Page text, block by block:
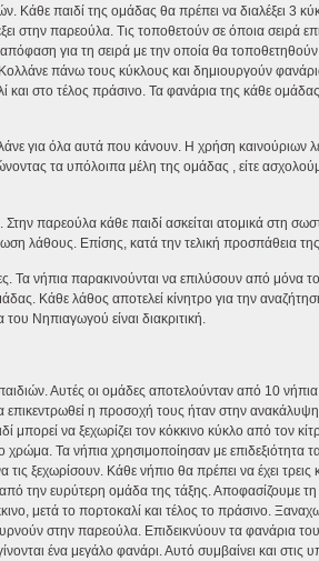
παιδί της ομάδας θα πρέπει να διαλέξει 3
στην παρεούλα. Τις τοποθετούν σε όποια σειρά
για τη σειρά με την οποία θα
πάνω τους κύκλους και δημιουργούν
στο τέλος πράσινο. Τα φανάρια της κάθε ομάδας
για όλα αυτά που κάνουν. Η χρήση καινούριων
τα υπόλοιπα μέλη της ομάδας , είτε
παρεούλα κάθε παιδί ασκείται ατομικά στη
λάθους. Επίσης, κατά την τελική προσπάθεια της
Τα νήπια παρακινούνται να επιλύσουν από μόνα
Κάθε λάθος αποτελεί κίνητρο για την
Νηπιαγωγού είναι διακριτική.
Αυτές οι ομάδες αποτελούνταν από 10
η προσοχή τους ήταν στην
να ξεχωρίζει τον κόκκινο κύκλο από τον
χρώμα. Τα νήπια χρησιμοποίησαν με επιδεξιότητα
ξεχωρίσουν. Κάθε νήπιο θα πρέπει να έχει
την ευρύτερη ομάδα της τάξης. Αποφασίζουμε
μετά το πορτοκαλί και τέλος το πράσινο.
στην παρεούλα. Επιδεικνύουν τα φανάρια
ένα μεγάλο φανάρι. Αυτό συμβαίνει και στις